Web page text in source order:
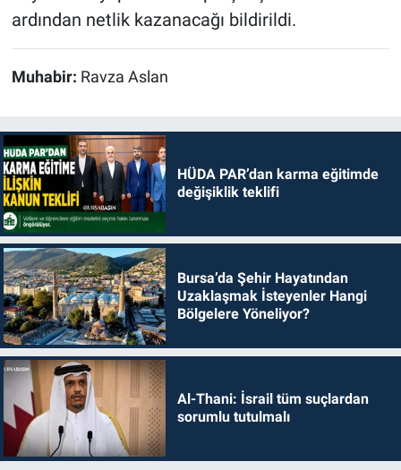
ardından netlik kazanacağı bildirildi.
Muhabir: Ravza Aslan
HÜDA PAR’dan karma eğitimde
değişiklik teklifi
Bursa’da Şehir Hayatından
Uzaklaşmak İsteyenler Hangi
Bölgelere Yöneliyor?
Al-Thani: İsrail tüm suçlardan
sorumlu tutulmalı